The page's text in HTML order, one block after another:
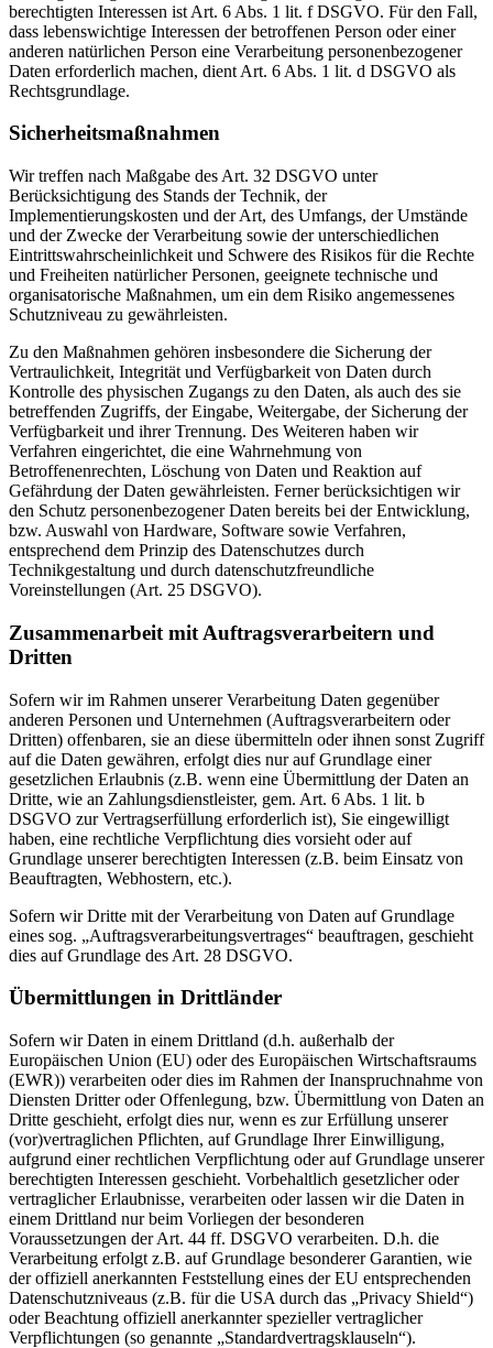
berechtigten Interessen ist Art. 6 Abs. 1 lit. f DSGVO. Für den Fall,
dass lebenswichtige Interessen der betroffenen Person oder einer
anderen natürlichen Person eine Verarbeitung personenbezogener
Daten erforderlich machen, dient Art. 6 Abs. 1 lit. d DSGVO als
Rechtsgrundlage.
Sicherheitsmaßnahmen
Wir treffen nach Maßgabe des Art. 32 DSGVO unter
Berücksichtigung des Stands der Technik, der
Implementierungskosten und der Art, des Umfangs, der Umstände
und der Zwecke der Verarbeitung sowie der unterschiedlichen
Eintrittswahrscheinlichkeit und Schwere des Risikos für die Rechte
und Freiheiten natürlicher Personen, geeignete technische und
organisatorische Maßnahmen, um ein dem Risiko angemessenes
Schutzniveau zu gewährleisten.
Zu den Maßnahmen gehören insbesondere die Sicherung der
Vertraulichkeit, Integrität und Verfügbarkeit von Daten durch
Kontrolle des physischen Zugangs zu den Daten, als auch des sie
betreffenden Zugriffs, der Eingabe, Weitergabe, der Sicherung der
Verfügbarkeit und ihrer Trennung. Des Weiteren haben wir
Verfahren eingerichtet, die eine Wahrnehmung von
Betroffenenrechten, Löschung von Daten und Reaktion auf
Gefährdung der Daten gewährleisten. Ferner berücksichtigen wir
den Schutz personenbezogener Daten bereits bei der Entwicklung,
bzw. Auswahl von Hardware, Software sowie Verfahren,
entsprechend dem Prinzip des Datenschutzes durch
Technikgestaltung und durch datenschutzfreundliche
Voreinstellungen (Art. 25 DSGVO).
Zusammenarbeit mit Auftragsverarbeitern und
Dritten
Sofern wir im Rahmen unserer Verarbeitung Daten gegenüber
anderen Personen und Unternehmen (Auftragsverarbeitern oder
Dritten) offenbaren, sie an diese übermitteln oder ihnen sonst Zugriff
auf die Daten gewähren, erfolgt dies nur auf Grundlage einer
gesetzlichen Erlaubnis (z.B. wenn eine Übermittlung der Daten an
Dritte, wie an Zahlungsdienstleister, gem. Art. 6 Abs. 1 lit. b
DSGVO zur Vertragserfüllung erforderlich ist), Sie eingewilligt
haben, eine rechtliche Verpflichtung dies vorsieht oder auf
Grundlage unserer berechtigten Interessen (z.B. beim Einsatz von
Beauftragten, Webhostern, etc.).
Sofern wir Dritte mit der Verarbeitung von Daten auf Grundlage
eines sog. „Auftragsverarbeitungsvertrages“ beauftragen, geschieht
dies auf Grundlage des Art. 28 DSGVO.
Übermittlungen in Drittländer
Sofern wir Daten in einem Drittland (d.h. außerhalb der
Europäischen Union (EU) oder des Europäischen Wirtschaftsraums
(EWR)) verarbeiten oder dies im Rahmen der Inanspruchnahme von
Diensten Dritter oder Offenlegung, bzw. Übermittlung von Daten an
Dritte geschieht, erfolgt dies nur, wenn es zur Erfüllung unserer
(vor)vertraglichen Pflichten, auf Grundlage Ihrer Einwilligung,
aufgrund einer rechtlichen Verpflichtung oder auf Grundlage unserer
berechtigten Interessen geschieht. Vorbehaltlich gesetzlicher oder
vertraglicher Erlaubnisse, verarbeiten oder lassen wir die Daten in
einem Drittland nur beim Vorliegen der besonderen
Voraussetzungen der Art. 44 ff. DSGVO verarbeiten. D.h. die
Verarbeitung erfolgt z.B. auf Grundlage besonderer Garantien, wie
der offiziell anerkannten Feststellung eines der EU entsprechenden
Datenschutzniveaus (z.B. für die USA durch das „Privacy Shield“)
oder Beachtung offiziell anerkannter spezieller vertraglicher
Verpflichtungen (so genannte „Standardvertragsklauseln“).